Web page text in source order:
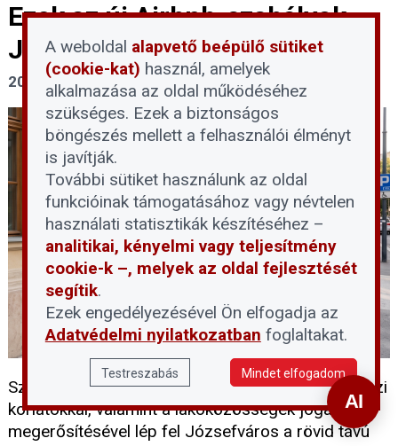
Ezek az új Airbnb-szabályok
Józsefvárosban
2026. július 29.
Szigorúbb feltételekkel, negyedszintű és társasházi
korlátokkal, valamint a lakóközösségek jogainak
megerősítésével lép fel Józsefváros a rövid távú
A weboldal alapvető beépülő sütiket
(cookie-kat) használ, amelyek
alkalmazása az oldal működéséhez
szükséges. Ezek a biztonságos
böngészés mellett a felhasználói élményt
is javítják.
További sütiket használunk az oldal
funkcióinak támogatásához vagy névtelen
használati statisztikák készítéséhez –
analitikai, kényelmi vagy teljesítmény
cookie-k –, melyek az oldal fejlesztését
segítik.
Ezek engedélyezésével Ön elfogadja az
Adatvédelmi nyilatkozatban foglaltakat.
Testreszabás Mindet elfogadom